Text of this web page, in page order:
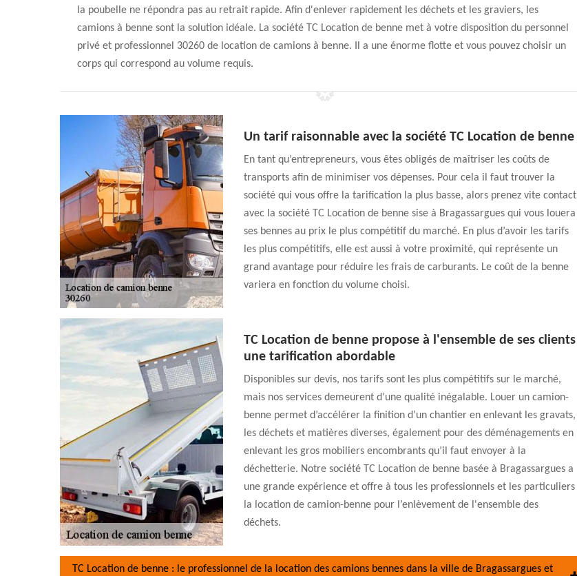
la poubelle ne répondra pas au retrait rapide. Afin d'enlever rapidement les déchets et les graviers, les
camions à benne sont la solution idéale. La société TC Location de benne met à votre disposition du personnel
privé et professionnel 30260 de location de camions à benne. Il a une énorme flotte et vous pouvez choisir un
corps qui correspond au volume requis.
Un tarif raisonnable avec la société TC Location de benne
En tant qu’entrepreneurs, vous êtes obligés de maîtriser les coûts de
transports afin de minimiser vos dépenses. Pour cela il faut trouver la
société qui vous offre la tarification la plus basse, alors prenez vite contact
avec la société TC Location de benne sise à Bragassargues qui vous louera
ses bennes au prix le plus compétitif du marché. En plus d’avoir les tarifs
les plus compétitifs, elle est aussi à votre proximité, qui représente un
grand avantage pour réduire les frais de carburants. Le coût de la benne
variera en fonction du volume choisi.
TC Location de benne propose à l'ensemble de ses clients
une tarification abordable
Disponibles sur devis, nos tarifs sont les plus compétitifs sur le marché,
mais nos services demeurent d’une qualité inégalable. Louer un camion-
benne permet d’accélérer la finition d’un chantier en enlevant les gravats,
les déchets et matières diverses, également pour des déménagements en
enlevant les gros mobiliers encombrants qu’il faut envoyer à la
déchetterie. Notre société TC Location de benne basée à Bragassargues a
une grande expérience et offre à tous les professionnels et les particuliers
la location de camion-benne pour l’enlèvement de l'ensemble des
déchets.
TC Location de benne : le professionnel de la location des camions bennes dans la ville de Bragassargues et